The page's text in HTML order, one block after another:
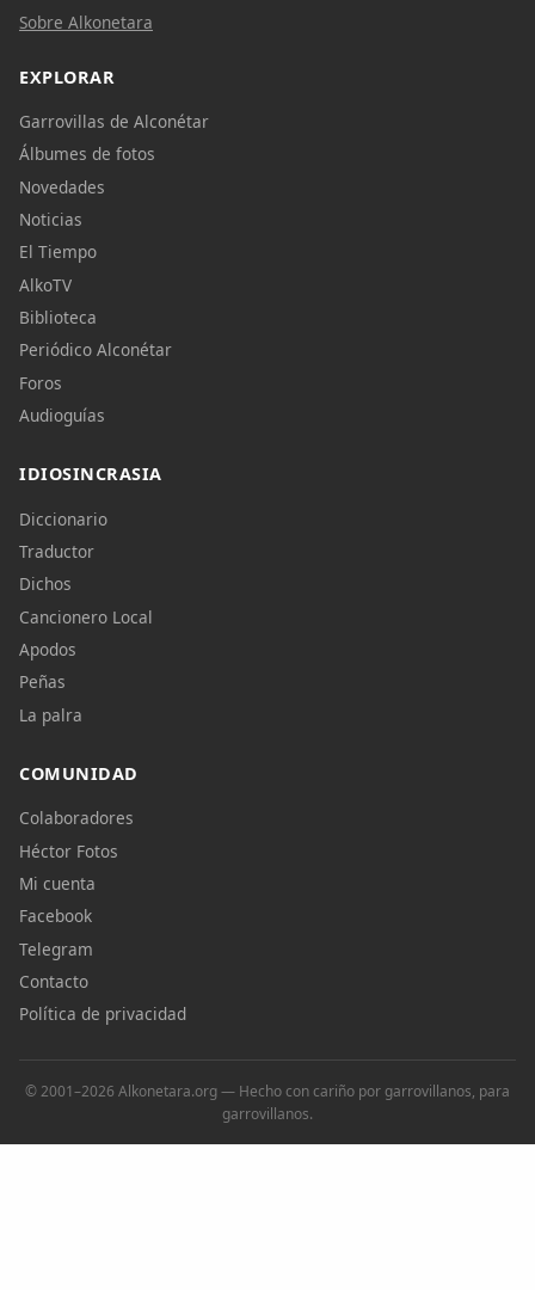
Sobre Alkonetara
EXPLORAR
Garrovillas de Alconétar
Álbumes de fotos
Novedades
Noticias
El Tiempo
AlkoTV
Biblioteca
Periódico Alconétar
Foros
Audioguías
IDIOSINCRASIA
Diccionario
Traductor
Dichos
Cancionero Local
Apodos
Peñas
La palra
COMUNIDAD
Colaboradores
Héctor Fotos
Mi cuenta
Facebook
Telegram
Contacto
Política de privacidad
© 2001–2026 Alkonetara.org — Hecho con cariño por garrovillanos, para
garrovillanos.